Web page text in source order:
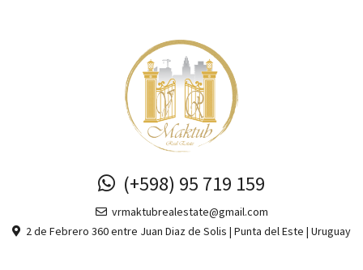
(+598) 95 719 159
vrmaktubrealestate@gmail.com
2 de Febrero 360 entre Juan Diaz de Solis | Punta del Este | Uruguay